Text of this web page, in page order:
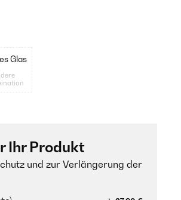
Glas
Ihr Produkt
und zur Verlängerung der